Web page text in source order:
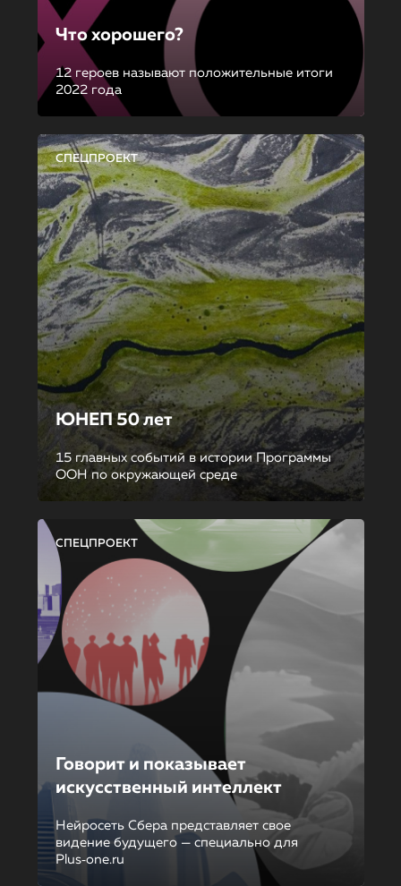
Что хорошего?
12 героев называют положительные итоги
2022 года
СПЕЦПРОЕКТ
ЮНЕП 50 лет
15 главных событий в истории Программы
ООН по окружающей среде
СПЕЦПРОЕКТ
Говорит и показывает
искусственный интеллект
Нейросеть Сбера представляет свое
видение будущего — специально для
Plus‑one.ru